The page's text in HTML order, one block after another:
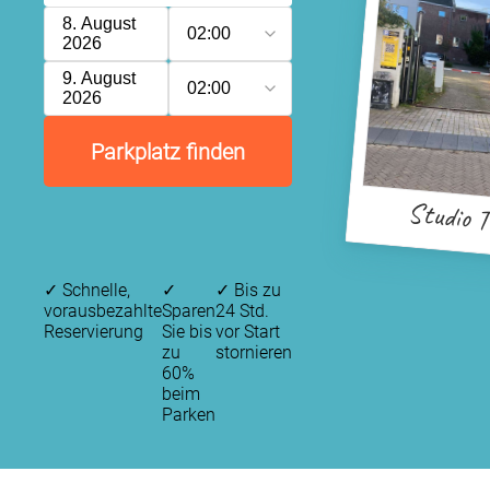
8. August
2026
02:00
9. August
2026
02:00
Parkplatz finden
Studio
✓ Schnelle,
vorausbezahlte
Reservierung
✓
Sparen
Sie bis
zu
60%
beim
Parken
✓ Bis zu
24 Std.
vor Start
stornieren